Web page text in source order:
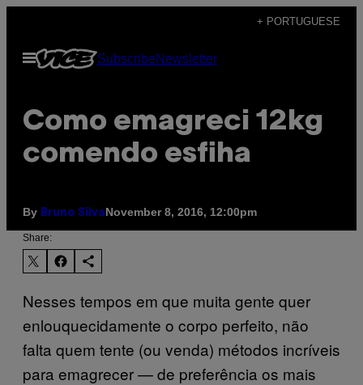
content
+ PORTUGUESE
Open
Menu
SubscribeNewsletter
Como emagreci 12kg
comendo esfiha
By Bruno SilvaNovember 8, 2016, 12:00pm
Share:
Nesses tempos em que muita gente quer
enlouquecidamente o corpo perfeito, não
falta quem tente (ou venda) métodos incríveis
para emagrecer — de preferência os mais